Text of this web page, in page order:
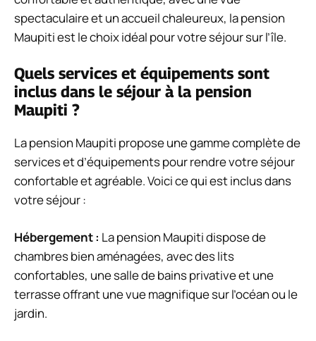
spectaculaire et un accueil chaleureux, la pension
Maupiti est le choix idéal pour votre séjour sur l’île.
Quels services et équipements sont
inclus dans le séjour à la pension
Maupiti ?
La pension Maupiti propose une gamme complète de
services et d’équipements pour rendre votre séjour
confortable et agréable. Voici ce qui est inclus dans
votre séjour :
Hébergement : La pension Maupiti dispose de
chambres bien aménagées, avec des lits
confortables, une salle de bains privative et une
terrasse offrant une vue magnifique sur l’océan ou le
jardin.